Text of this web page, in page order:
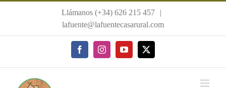
Llámanos (+34) 626 215 457
|
lafuente@lafuentecasarural.com
FacebookInstagramYouTube
X